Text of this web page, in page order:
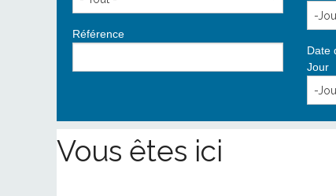
Référence
Date
Jour
Vous êtes ici